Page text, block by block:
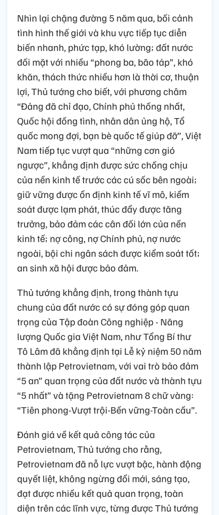
Nhìn lại chặng đường 5 năm qua, bối cảnh
tình hình thế giới và khu vực tiếp tục diễn
biến nhanh, phức tạp, khó lường; đất nước
đối mặt với nhiều “phong ba, bão táp”, khó
khăn, thách thức nhiều hơn là thời cơ, thuận
lợi, Thủ tướng cho biết, với phương châm
“Đảng đã chỉ đạo, Chính phủ thống nhất,
Quốc hội đồng tình, nhân dân ủng hộ, Tổ
quốc mong đợi, bạn bè quốc tế giúp đỡ”, Việt
Nam tiếp tục vượt qua “những cơn gió
ngược”, khẳng định được sức chống chịu
của nền kinh tế trước các cú sốc bên ngoài;
giữ vững được ổn định kinh tế vĩ mô, kiểm
soát được lạm phát, thúc đẩy được tăng
trưởng, bảo đảm các cân đối lớn của nền
kinh tế; nợ công, nợ Chính phủ, nợ nước
ngoài, bội chi ngân sách được kiểm soát tốt;
an sinh xã hội được bảo đảm.
Thủ tướng khẳng định, trong thành tựu
chung của đất nước có sự đóng góp quan
trọng của Tập đoàn Công nghiệp - Năng
lượng Quốc gia Việt Nam, như Tổng Bí thư
Tô Lâm đã khẳng định tại Lễ kỷ niệm 50 năm
thành lập Petrovietnam, với vai trò bảo đảm
“5 an” quan trọng của đất nước và thành tựu
“5 nhất” và tặng Petrovietnam 8 chữ vàng:
“Tiên phong-Vượt trội-Bền vững-Toàn cầu”.
Đánh giá về kết quả công tác của
Petrovietnam, Thủ tướng cho rằng,
Petrovietnam đã nỗ lực vượt bậc, hành động
quyết liệt, không ngừng đổi mới, sáng tạo,
đạt được nhiều kết quả quan trọng, toàn
diện trên các lĩnh vực, từng được Thủ tướng